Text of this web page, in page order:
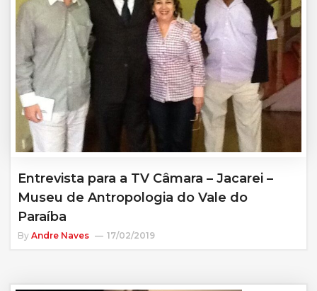
Entrevista para a TV Câmara – Jacarei –
Museu de Antropologia do Vale do
Paraíba
By Andre Naves 17/02/2019